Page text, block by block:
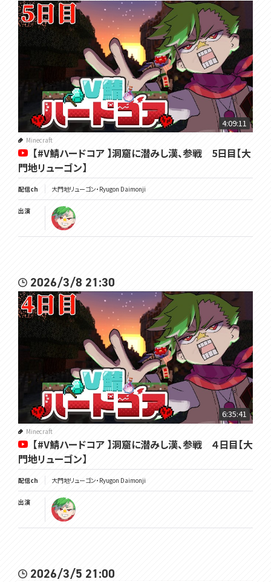
4:09:11
Minecraft
【#V鯖ハードコア 】洞窟に潜みし漢、参戦 5日目【大
門地リューゴン】
配信ch 大門地リューゴン・Ryugon Daimonji
出演
2026/3/8 21:30
6:35:41
Minecraft
【#V鯖ハードコア 】洞窟に潜みし漢、参戦 ４日目【大
門地リューゴン】
配信ch 大門地リューゴン・Ryugon Daimonji
出演
2026/3/5 21:00